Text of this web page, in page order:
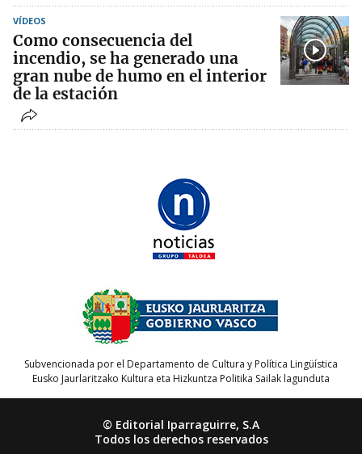
VÍDEOS
Como consecuencia del
incendio, se ha generado una
gran nube de humo en el interior
de la estación
Subvencionada por el Departamento de Cultura y Política Lingüística
Eusko Jaurlaritzako Kultura eta Hizkuntza Politika Sailak lagunduta
© Editorial Iparraguirre, S.A
Todos los derechos reservados